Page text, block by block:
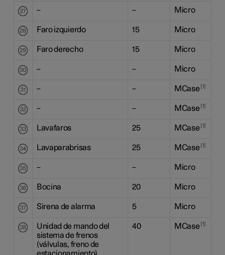
– – Micro
Faro izquierdo 15 Micro
Faro derecho 15 Micro
– – Micro
– – MCase 1
– – MCase 1
Lavafaros 25 MCase 1
Lavaparabrisas 25 MCase 1
– – Micro
Bocina 20 Micro
Sirena de alarma 5 Micro
Unidad de mando del
sistema de frenos
(válvulas, freno de
estacionamiento)
40 MCase 1